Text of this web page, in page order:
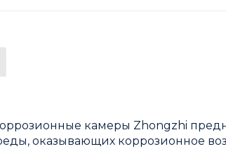
камеры Zhongzhi
оказывающих коррозионное